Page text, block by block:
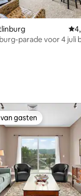
4,99 op 5, 203
parade voor 4 juli
gasten
gasten